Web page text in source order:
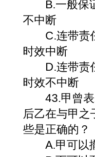
B.一般保证
不中断
C.连带责任
时效中断
D.连带责任
时效不中断
43.甲曾表
后乙在与甲之
些是正确的？
A.甲可以